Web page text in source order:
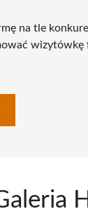
na tle
wizytówkę